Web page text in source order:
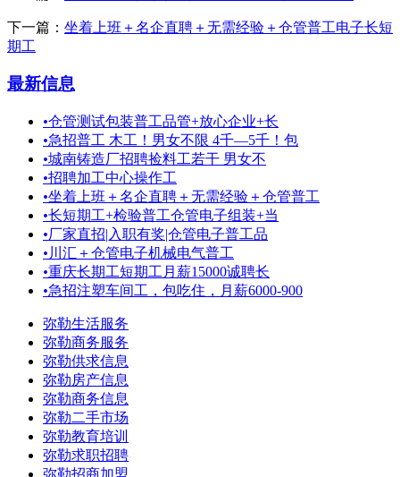
下一篇： 坐着上班＋名企直聘＋无需经验＋仓管普工电子长短
期工
最新信息
•仓管测试包装普工品管+放心企业+长
•急招普工 木工！男女不限 4千—5千！包
•城南铸造厂招聘捡料工若干 男女不
•招聘加工中心操作工
•坐着上班＋名企直聘＋无需经验＋仓管普工
•长短期工+检验普工仓管电子组装+当
•厂家直招|入职有奖|仓管电子普工品
• 川汇＋仓管电子机械电气普工
•重庆长期工短期工月薪15000诚聘长
•急招注塑车间工，包吃住，月薪6000-900
弥勒生活服务
弥勒商务服务
弥勒供求信息
弥勒房产信息
弥勒商务信息
弥勒二手市场
弥勒教育培训
弥勒求职招聘
弥勒招商加盟